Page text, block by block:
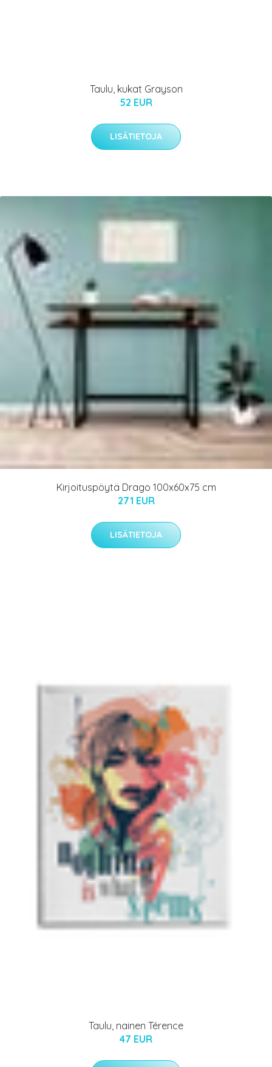
Taulu, kukat Grayson
52 EUR
LISÄTIETOJA
Kirjoituspöytä Drago 100x60x75 cm
271 EUR
LISÄTIETOJA
Taulu, nainen Térence
47 EUR